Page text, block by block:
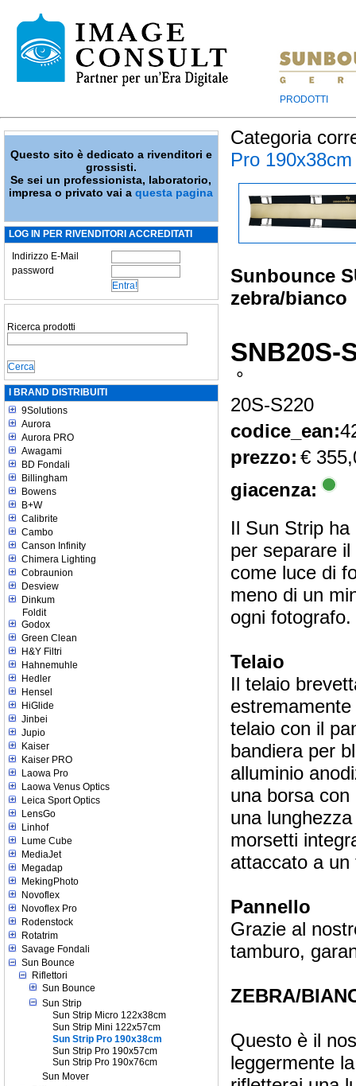
PRODOTTI
Questo sito è dedicato a rivenditori e
grossisti.
Se sei un professionista, laboratorio,
impresa o privato vai aquesta pagina
LOG IN PER RIVENDITORI ACCREDITATI
Indirizzo E-Mail
password
Ricerca prodotti
I BRAND DISTRIBUITI
9Solutions
Aurora
Aurora PRO
Awagami
BD Fondali
Billingham
Bowens
B+W
Calibrite
Cambo
Canson Infinity
Chimera Lighting
Cobraunion
Desview
Dinkum
Foldit
Godox
Green Clean
H&Y Filtri
Hahnemuhle
Hedler
Hensel
HiGlide
Jinbei
Jupio
Kaiser
Kaiser PRO
Laowa Pro
Laowa Venus Optics
Leica Sport Optics
LensGo
Linhof
Lume Cube
MediaJet
Megadap
MekingPhoto
Novoflex
Novoflex Pro
Rodenstock
Rotatrim
Savage Fondali
Sun Bounce
Riflettori
Sun Bounce
Sun Strip
Sun Strip Micro 122x38cm
Sun Strip Mini 122x57cm
Sun Strip Pro 190x38cm
Sun Strip Pro 190x57cm
Sun Strip Pro 190x76cm
Sun Mover
Categoria
Pro 190x38cm
Sunbounce
zebra/bianco
SNB20S-
°
20S-S220
codice_ean:
prezzo: €
giacenza:
Il Sun Strip
per separare
come luce di
meno di un
ogni fotografo.
Telaio
Il telaio
telaio con il
bandiera per
alluminio
una borsa
una
morsetti
attaccato a un
Pannello
Grazie al
tamburo,
ZEBRA/
Questo è il
leggermente